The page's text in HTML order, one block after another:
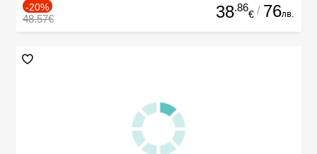
-20%
48.57€ 38.86
€ / 76лв.